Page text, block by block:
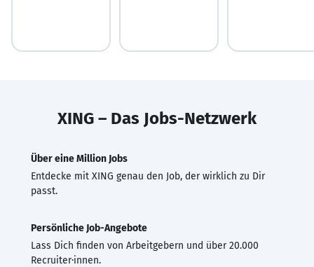
XING – Das Jobs-Netzwerk
Über eine Million Jobs
Entdecke mit XING genau den Job, der wirklich zu Dir
passt.
Persönliche Job-Angebote
Lass Dich finden von Arbeitgebern und über 20.000
Recruiter·innen.